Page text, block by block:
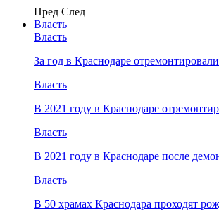
Пред След
Власть
Власть
За год в Краснодаре
Власть
В 2021 году в Краснодаре
Власть
В 2021 году в Краснодаре после
Власть
В 50 храмах Краснодара проходят